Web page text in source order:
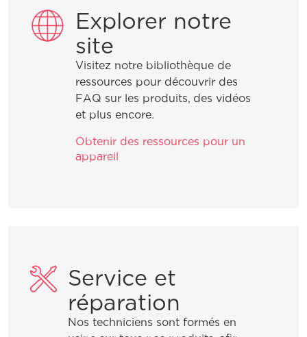
fonctionner?
Comment améliorer mes résultats de
cuisson avec ma cuisinière Frigidaire?
General Information
Comment savoir si mon appareil est
certifié ENERGY STAR?
Explorer notre
site
Visitez notre bibliothèque de
ressources pour découvrir des
FAQ sur les produits, des vidéos
et plus encore.
Obtenir des ressources pour un
appareil
Service et
réparation
Nos techniciens sont formés en